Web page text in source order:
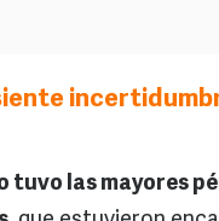
tuvo las mayores